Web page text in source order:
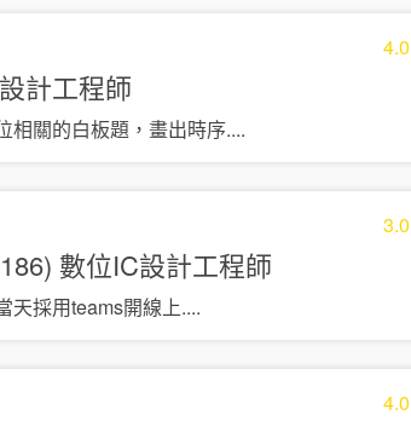
4.0
計工程師
相關的白板題，畫出時序....
3.0
數位IC設計工程師
天採用teams開線上....
4.0